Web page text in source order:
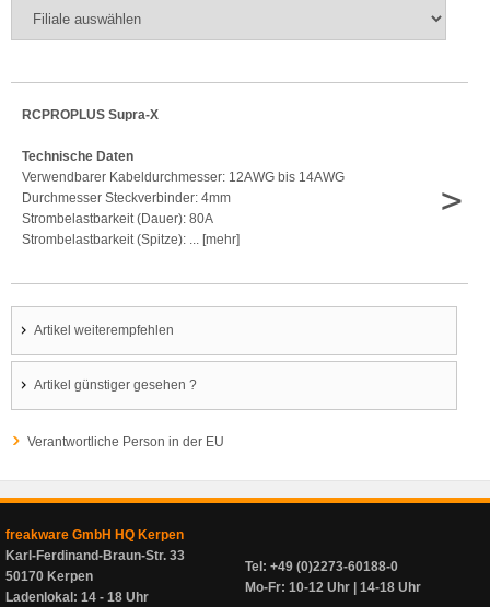
RCPROPLUS Supra-X
Technische Daten
Verwendbarer Kabeldurchmesser: 12AWG bis 14AWG
Durchmesser Steckverbinder: 4mm
Strombelastbarkeit (Dauer): 80A
Strombelastbarkeit (Spitze): ... [mehr]
>
Artikel weiterempfehlen
Artikel günstiger gesehen ?
Verantwortliche Person in der EU
freakware GmbH HQ Kerpen
Karl-Ferdinand-Braun-Str. 33
50170 Kerpen
Ladenlokal: 14 - 18 Uhr
Tel: +49 (0)2273-60188-0
Mo-Fr: 10-12 Uhr | 14-18 Uhr